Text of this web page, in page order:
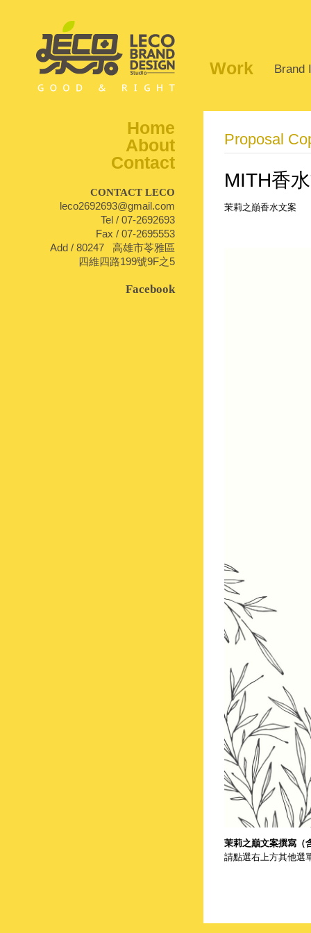
Work Brand
Home
About
Contact
CONTACT LECO
leco2692693@gmail.com
Tel / 07-2692693
Fax / 07-2695553
Add / 80247 高雄市苓雅區
四維四路199號9F之5
Facebook
Proposal
MITH香
茉莉之巔香水文案
茉莉之巔文案撰寫（
請點選右上方其他選